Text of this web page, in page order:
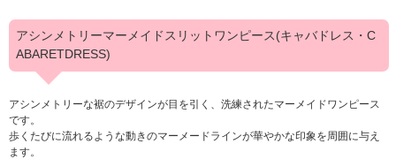
アシンメトリーマーメイドスリットワンピース(キャバドレス・C
ABARETDRESS)
アシンメトリーな裾のデザインが目を引く、洗練されたマーメイドワンピース
です。
歩くたびに流れるような動きのマーメードラインが華やかな印象を周囲に与え
ます。